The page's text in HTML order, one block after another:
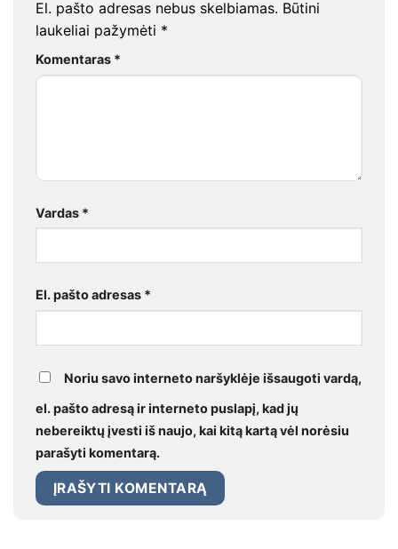
El. pašto adresas nebus skelbiamas. Būtini
laukeliai pažymėti *
Komentaras *
Vardas *
El. pašto adresas *
Noriu savo interneto naršyklėje išsaugoti vardą,
el. pašto adresą ir interneto puslapį, kad jų
nebereiktų įvesti iš naujo, kai kitą kartą vėl norėsiu
parašyti komentarą.